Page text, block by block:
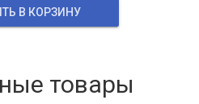
В КОРЗИНУ
товары